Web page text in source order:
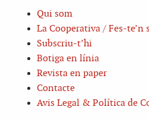
Qui som
La Cooperativa / Fes-te’n
Subscriu-t’hi
Botiga en línia
Revista en paper
Contacte
Avis Legal & Política de